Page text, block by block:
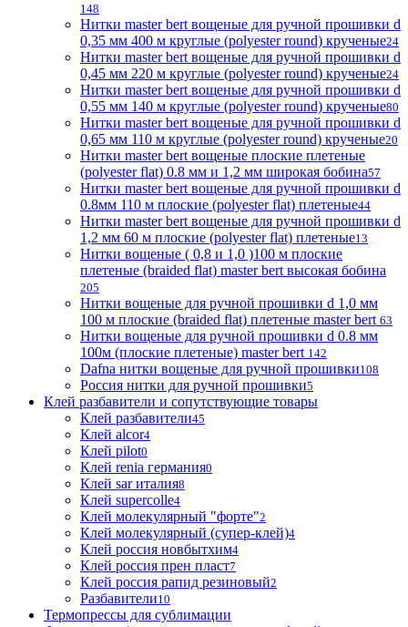
148
Нитки master bert вощеные для ручной прошивки d
0,35 мм 400 м круглые (polyester round) крученые24
Нитки master bert вощеные для ручной прошивки d
0,45 мм 220 м круглые (polyester round) крученые24
Нитки master bert вощеные для ручной прошивки d
0,55 мм 140 м круглые (polyester round) крученые80
Нитки master bert вощеные для ручной прошивки d
0,65 мм 110 м круглые (polyester round) крученые20
Нитки master bert вощеные плоские плетеные
(polyester flat) 0.8 мм и 1,2 мм широкая бобина57
Нитки master bert вощеные для ручной прошивки d
0.8мм 110 м плоские (polyester flat) плетеные44
Нитки master bert вощеные для ручной прошивки d
1,2 мм 60 м плоские (polyester flat) плетеные13
Нитки вощеные ( 0,8 и 1,0 )100 м плоские
плетеные (braided flat) master bert высокая бобина
205
Нитки вощеные для ручной прошивки d 1,0 мм
100 м плоские (braided flat) плетеные master bert 63
Нитки вощеные для ручной прошивки d 0.8 мм
100м (плоские плетеные) master bert 142
Dafna нитки вощеные для ручной прошивки108
Россия нитки для ручной прошивки5
Клей разбавители и сопутствующие товары
Клей разбавители45
Клей alcor4
Клей pilot0
Клей renia германия0
Клей sar италия8
Клей supercolle4
Клей молекулярный "форте"2
Клей молекулярный (супер-клей)4
Клей россия новбытхим4
Клей россия прен пласт7
Клей россия рапид резиновый2
Разбавители10
Термопрессы для сублимации